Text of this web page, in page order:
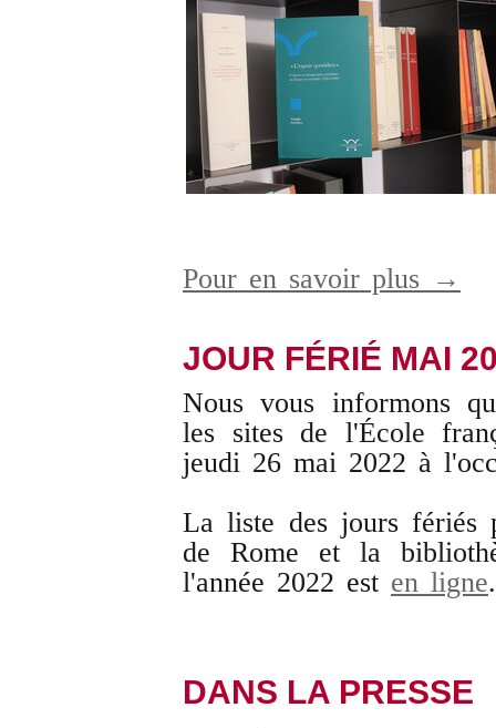
Pour en savoir plus →
JOUR FÉRIÉ MAI
Nous vous informons
les sites de l'École
jeudi 26 mai 2022 à
La liste des jours fériés
de Rome et la
l'année 2022 est en ligne.
DANS LA PRESSE